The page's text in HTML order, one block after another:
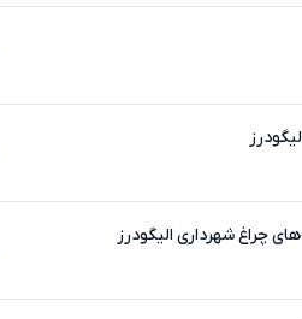
چراغ شهرداری الیگودرز